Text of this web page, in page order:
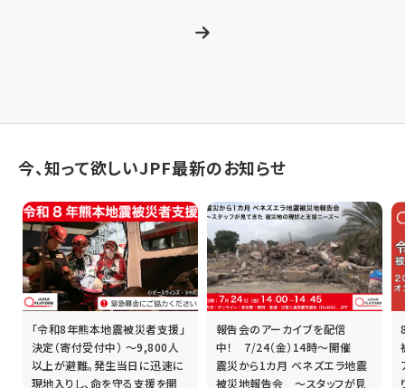
今、知って欲しいJPF最新のお知らせ
「令和8年熊本地震被災者支援」
決定（寄付受付中） ～9,800人
以上が避難。発生当日に迅速に
現地入りし、命を守る支援を開
報告会のアーカイブを配信
中！ 7/24（金）14時～開催
震災から1カ月 ベネズエラ地震
被災地報告会 ～スタッフが見